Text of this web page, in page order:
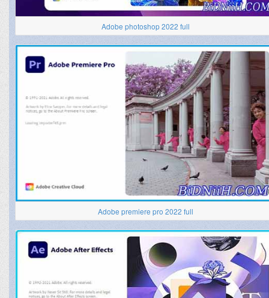
Adobe photoshop 2022 full
Adobe premiere pro 2022 full